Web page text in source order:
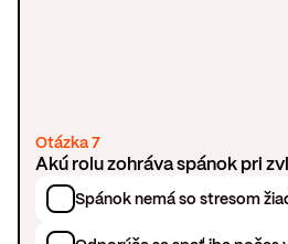
Otázka 7
Akú rolu zohráva spánok pri
Spánok nemá so stresom